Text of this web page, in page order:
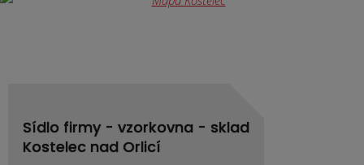
Sídlo firmy - vzorkovna - sklad
Kostelec nad Orlicí